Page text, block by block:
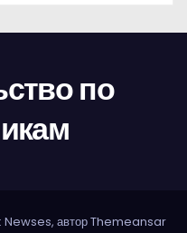
по
Newses, авторThemeansar